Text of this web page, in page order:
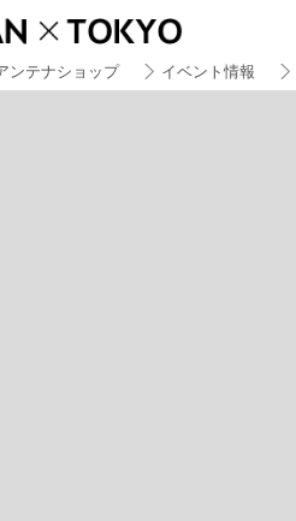
ンテナショップ イベント情報